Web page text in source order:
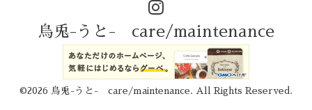
烏兎-うと- care/maintenance
©2026 烏兎-うと- care/maintenance . All Rights Reserved.